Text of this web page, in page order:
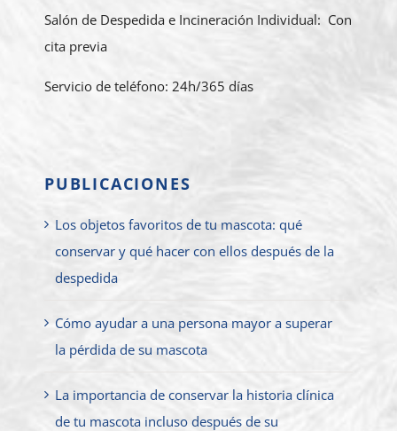
Salón de Despedida e Incineración Individual: Con
cita previa
Servicio de teléfono: 24h/365 días
PUBLICACIONES
Los objetos favoritos de tu mascota: qué
conservar y qué hacer con ellos después de la
despedida
Cómo ayudar a una persona mayor a superar
la pérdida de su mascota
La importancia de conservar la historia clínica
de tu mascota incluso después de su